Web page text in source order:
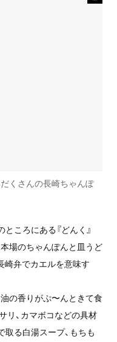
くさんの長崎ちゃんぽ
ころにある『どんく』
場のちゃんぽんと皿うど
崎弁でカエルを意味す
の香りがぷ〜んときて食
リ、カマボコなどの具材
る白湯スープ、もちも